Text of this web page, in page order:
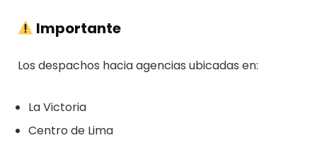
Importante
Los despachos hacia agencias ubicadas en:
La Victoria
Centro de Lima